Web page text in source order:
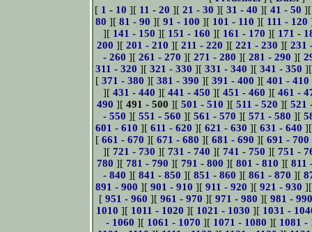
[ 1 - 10 ][ 11 - 20 ][ 21 - 30 ][ 31 - 40 ][ 41 - 50
80 ][81 - 90 ][91 - 100 ][ 101 - 110 ][ 111 - 120
][ 141 - 150 ][ 151 - 160 ][ 161 - 170 ][ 171 -
200 ][ 201 - 210 ][ 211 - 220 ][ 221 - 230 ][ 231
- 260 ][ 261 - 270 ][ 271 - 280 ][ 281 - 290 ][
311 - 320 ][ 321 - 330 ][ 331 - 340 ][ 341 - 350
[ 371 - 380 ][ 381 - 390 ][ 391 - 400 ][ 401 - 410
][ 431 - 440 ][ 441 - 450 ][ 451 - 460 ][ 461 -
490 ][ 491 - 500 ][ 501 - 510 ][ 511 - 520 ][ 521
- 550 ][ 551 - 560 ][ 561 - 570 ][ 571 - 580 ][
601 - 610 ][ 611 - 620 ][ 621 - 630 ][ 631 - 640
[ 661 - 670 ][ 671 - 680 ][ 681 - 690 ][ 691 - 700
][ 721 - 730 ][ 731 - 740 ][ 741 - 750 ][ 751 -
780 ][ 781 - 790 ][ 791 - 800 ][ 801 - 810 ][ 811
- 840 ][ 841 - 850 ][ 851 - 860 ][ 861 - 870 ][
891 - 900 ][ 901 - 910 ][ 911 - 920 ][ 921 - 930
[951 - 960 ][961 - 970 ][971 - 980 ][981 -
1010 ][ 1011 - 1020 ][ 1021 - 1030 ][ 1031 -
- 1060 ][ 1061 - 1070 ][ 1071 - 1080 ][ 1081 -